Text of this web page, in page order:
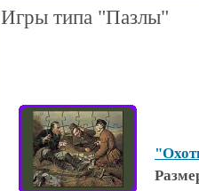
Игры типа "Пазлы"